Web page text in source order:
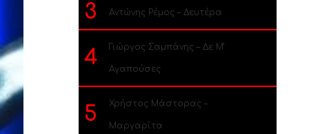
3 Αντώνης Ρέμος – Δευτέρα
4 Γιώργος Σαμπάνης – Δε Μ’
Αγαπούσες
5 Χρήστος Μάστορας –
Μαργαρίτα